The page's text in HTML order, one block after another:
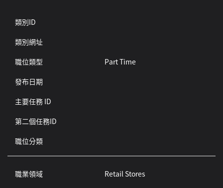
類別ID
類別網址
職位類型
Part Time
發布日期
主要任務 ID
第二個任務ID
職位分類
職業領域
Retail Stores